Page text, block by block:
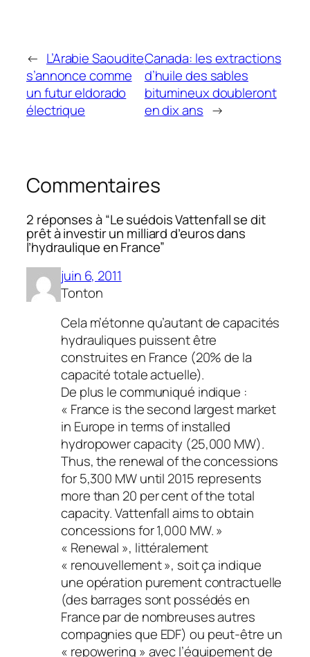
← L’Arabie Saoudite
s’annonce comme
un futur eldorado
électrique
Canada: les extractions
d’huile des sables
bitumineux doubleront
en dix ans →
Commentaires
2 réponses à “Le suédois Vattenfall se dit
prêt à investir un milliard d’euros dans
l’hydraulique en France”
juin 6, 2011
Tonton
Cela m’étonne qu’autant de capacités
hydrauliques puissent être
construites en France (20% de la
capacité totale actuelle).
De plus le communiqué indique :
« France is the second largest market
in Europe in terms of installed
hydropower capacity (25,000 MW).
Thus, the renewal of the concessions
for 5,300 MW until 2015 represents
more than 20 per cent of the total
capacity. Vattenfall aims to obtain
concessions for 1,000 MW. »
« Renewal », littéralement
« renouvellement », soit ça indique
une opération purement contractuelle
(des barrages sont possédés en
France par de nombreuses autres
compagnies que EDF) ou peut-être un
« repowering » avec l’équipement de